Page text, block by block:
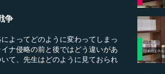
争
ってどのように変わってしまっ
ナ侵略の前と後ではどう違いがあ
て、先生はどのように見ておられ